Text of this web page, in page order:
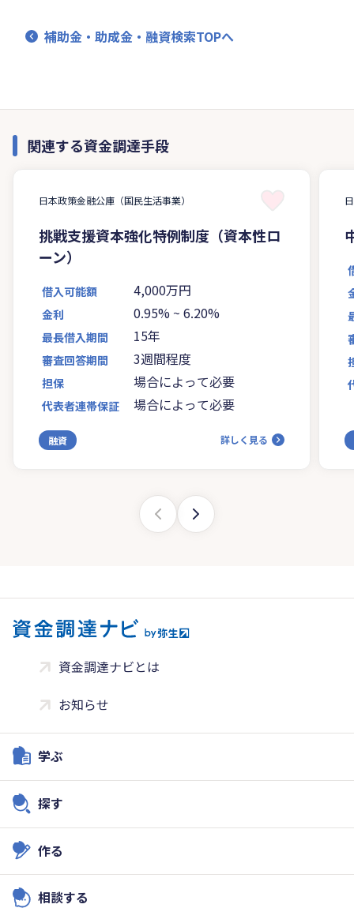
補助金・助成金・融資検索TOPへ
関連する資金調達手段
日本政策金融公庫（国民生活事業）
挑戦支援資本強化特例制度（資本性ロ
ーン）
借入可能額 4,000万円
金利 0.95% ~ 6.20%
最長借入期間 15年
審査回答期間 3週間程度
担保 場合によって必要
代表者連帯保証 場合によって必要
融資 詳しく見る
資金調達ナビとは
お知らせ
学ぶ
探す
作る
相談する